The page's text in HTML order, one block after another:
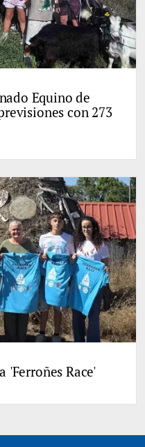
Equino de
con 273
'Ferroñes Race'